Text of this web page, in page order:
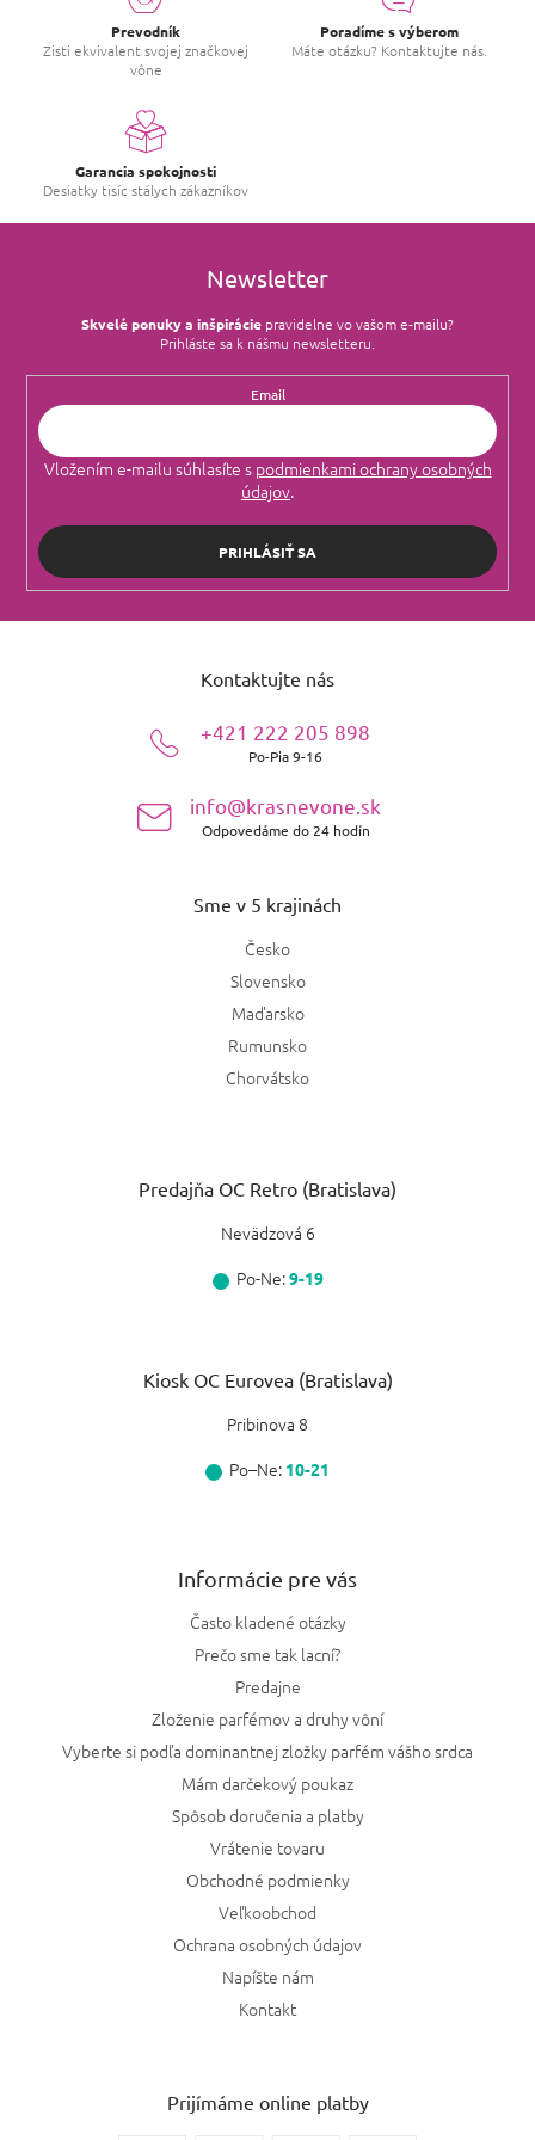
Prevodník
Zisti ekvivalent svojej značkovej
vône
Poradíme s výberom
Máte otázku? Kontaktujte nás.
Garancia spokojnosti
Desiatky tisíc stálych zákazníkov
Newsletter
Skvelé ponuky a inšpirácie pravidelne vo vašom e‑mailu?
Prihláste sa k nášmu newsletteru.
Email
Vložením e-mailu súhlasíte s podmienkami ochrany osobných
údajov.
PRIHLÁSIŤ SA
Kontaktujte nás
+421 222 205 898
Po-Pia 9-16
info@krasnevone.sk
Odpovedáme do 24 hodín
Sme v 5 krajinách
Česko
Slovensko
Maďarsko
Rumunsko
Chorvátsko
Predajňa OC Retro (Bratislava)
Nevädzová 6
Po-Ne:9-19
Kiosk OC Eurovea (Bratislava)
Pribinova 8
Po–Ne: 10-21
Informácie pre vás
Často kladené otázky
Prečo sme tak lacní?
Predajne
Zloženie parfémov a druhy vôní
Vyberte si podľa dominantnej zložky parfém vášho srdca
Mám darčekový poukaz
Spôsob doručenia a platby
Vrátenie tovaru
Obchodné podmienky
Veľkoobchod
Ochrana osobných údajov
Napíšte nám
Kontakt
Prijímáme online platby